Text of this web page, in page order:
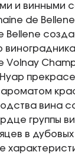
и винными
de
Bellene
Volnay
вина
группы
в